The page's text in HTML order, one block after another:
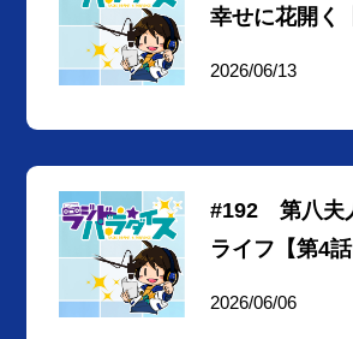
幸せに花開く
2026/06/13
#192 第八夫
ライフ【第4話
2026/06/06